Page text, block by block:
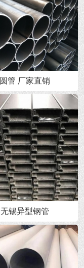
圆管 厂家直销
无锡异型钢管